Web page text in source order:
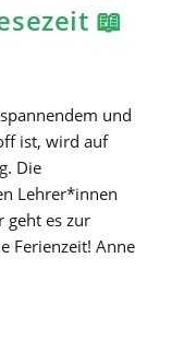
📖
und
ist, wird auf
Die
Lehrer*innen
geht es zur
Ferienzeit! Anne